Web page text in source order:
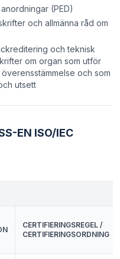
(PED)
och allmänna råd om
och teknisk
om organ som utför
och som
utsett
EN ISO/IEC
CERTIFIERINGSREGEL /
CERTIFIERINGSORDNING